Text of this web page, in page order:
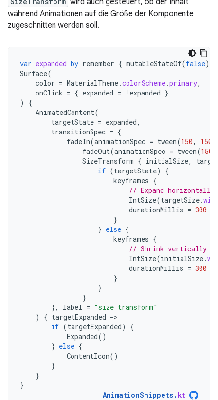
während Animationen auf die Größe der Komponente
zugeschnitten werden soll.
var expanded by remember { mutableStateOf(false)
Surface(
color = MaterialTheme.colorScheme.primary,
onClick = { expanded = ! expanded }
)
{
AnimatedContent(
targetState = expanded,
transitionSpec = {
fadeIn(animationSpec = tween(150, 150
fadeOut(animationSpec = tween(150
SizeTransform { initialSize,
if (targetState)
{
keyframes {
// Expand
IntSize(targetSize.
durationMillis = 300
}
} else {
keyframes {
// Shrink vertically
IntSize(initialSize.
durationMillis = 300
}
}
}
},
label = "size transform"
)
{ targetExpanded -
if (targetExpanded)
{
Expanded()
} else {
ContentIcon()
}
}
}
AnimationSnippets. kt